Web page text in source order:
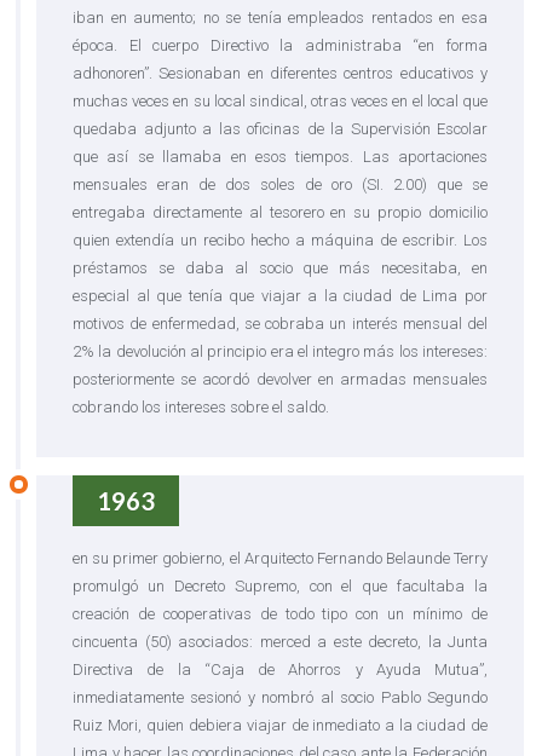
iban en aumento; no se tenía empleados rentados en esa
época. El cuerpo Directivo la administraba “en forma
adhonoren”. Sesionaban en diferentes centros educativos y
muchas veces en su local sindical, otras veces en el local que
quedaba adjunto a las oficinas de la Supervisión Escolar
que así se llamaba en esos tiempos. Las aportaciones
mensuales eran de dos soles de oro (SI. 2.00) que se
entregaba directamente al tesorero en su propio domicilio
quien extendía un recibo hecho a máquina de escribir. Los
préstamos se daba al socio que más necesitaba, en
especial al que tenía que viajar a la ciudad de Lima por
motivos de enfermedad, se cobraba un interés mensual del
2% la devolución al principio era el integro más los intereses:
posteriormente se acordó devolver en armadas mensuales
cobrando los intereses sobre el saldo.
1963
en su primer gobierno, el Arquitecto Fernando Belaunde Terry
promulgó un Decreto Supremo, con el que facultaba la
creación de cooperativas de todo tipo con un mínimo de
cincuenta (50) asociados: merced a este decreto, la Junta
Directiva de la “Caja de Ahorros y Ayuda Mutua”,
inmediatamente sesionó y nombró al socio Pablo Segundo
Ruiz Mori, quien debiera viajar de inmediato a la ciudad de